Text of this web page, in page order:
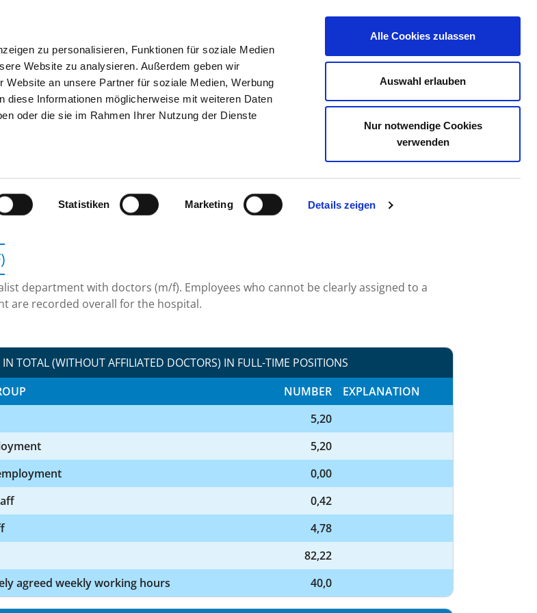
zu personalisieren, Funktionen für soziale Medien
Website zu analysieren. Außerdem geben wir
Website an unsere Partner für soziale Medien, Werbung
diese Informationen möglicherweise mit weiteren Daten
oder die sie im Rahmen Ihrer Nutzung der Dienste
Statistiken Marketing Details zeigen
Alle Cookies zulassen
Auswahl erlauben
Nur notwendige Cookies
verwenden
SEARCH TIPS & HELP THE GHD CONTACT YOUR OPINION
department with doctors (m/f). Employees who cannot be clearly assigned to a
are recorded overall for the hospital.
TOTAL (WITHOUT AFFILIATED DOCTORS) IN FULL-TIME POSITIONS
NUMBER
EXPLANATION
5,20
5,20
0,00
0,42
4,78
82,22
agreed weekly working hours
40,0